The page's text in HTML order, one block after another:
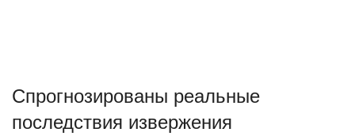
Спрогнозированы реальные
последствия извержения